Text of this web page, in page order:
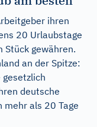
ihren
20 Urlaubstage
Stück gewähren.
an der Spitze:
deutsche
als 20 Tage